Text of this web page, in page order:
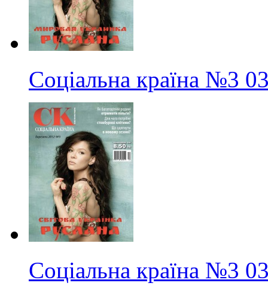
Соціальна країна №3
Соціальна країна №3